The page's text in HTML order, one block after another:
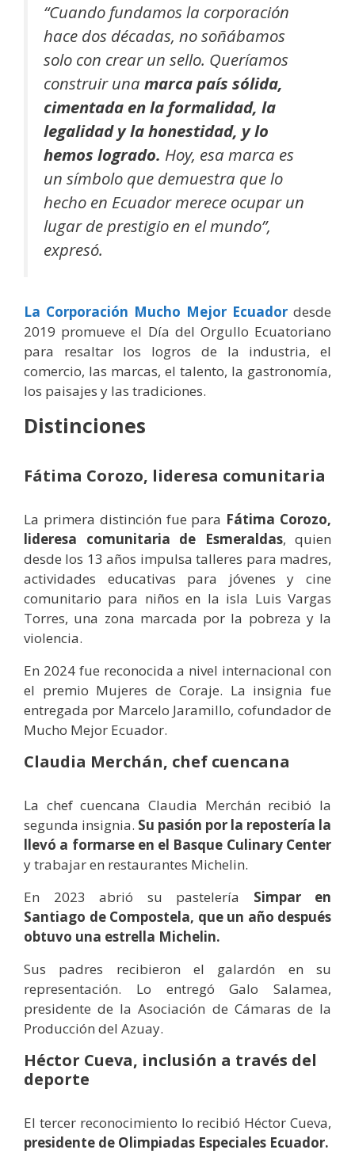
“Cuando fundamos la corporación
hace dos décadas, no soñábamos
solo con crear un sello. Queríamos
construir una marca país sólida,
cimentada en la formalidad, la
legalidad y la honestidad, y lo
hemos logrado. Hoy, esa marca es
un símbolo que demuestra que lo
hecho en Ecuador merece ocupar un
lugar de prestigio en el mundo”,
expresó.
La Corporación Mucho Mejor Ecuador desde
2019 promueve el Día del Orgullo Ecuatoriano
para resaltar los logros de la industria, el
comercio, las marcas, el talento, la gastronomía,
los paisajes y las tradiciones.
Distinciones
Fátima Corozo, lideresa comunitaria
La primera distinción fue para Fátima Corozo,
lideresa comunitaria de Esmeraldas, quien
desde los 13 años impulsa talleres para madres,
actividades educativas para jóvenes y cine
comunitario para niños en la isla Luis Vargas
Torres, una zona marcada por la pobreza y la
violencia.
En 2024 fue reconocida a nivel internacional con
el premio Mujeres de Coraje. La insignia fue
entregada por Marcelo Jaramillo, cofundador de
Mucho Mejor Ecuador.
Claudia Merchán, chef cuencana
La chef cuencana Claudia Merchán recibió la
segunda insignia. Su pasión por la repostería la
llevó a formarse en el Basque Culinary Center
y trabajar en restaurantes Michelin.
En 2023 abrió su pastelería Simpar en
Santiago de Compostela, que un año después
obtuvo una estrella Michelin.
Sus padres recibieron el galardón en su
representación. Lo entregó Galo Salamea,
presidente de la Asociación de Cámaras de la
Producción del Azuay.
Héctor Cueva, inclusión a través del
deporte
El tercer reconocimiento lo recibió Héctor Cueva,
presidente de Olimpiadas Especiales Ecuador.